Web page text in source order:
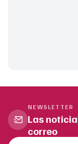
NEWSLETTER
Las
correo